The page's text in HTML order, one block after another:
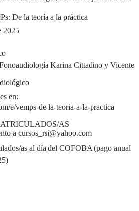
De la teoría a la práctica
2025
Karina Cittadino y Vicente
en:
e/vemps-de-la-teoria-a-la-practica
AS
a cursos_rsi@yahoo.com
as al día del COFOBA (pago anual